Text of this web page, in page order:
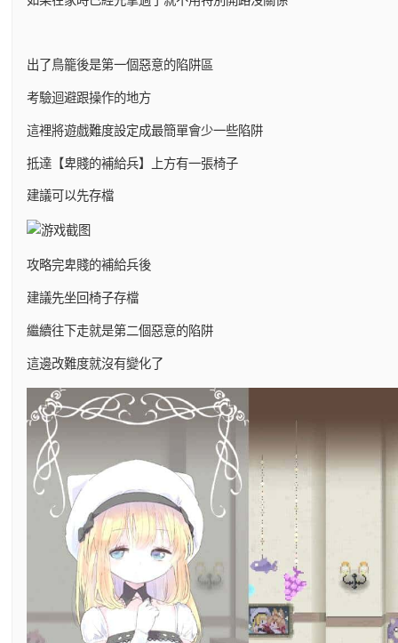
出了鳥籠後是第一個惡意的陷阱區
考驗迴避跟操作的地方
這裡將遊戲難度設定成最簡單會少一些陷阱
抵達【卑賤的補給兵】上方有一張椅子
建議可以先存檔
攻略完卑賤的補給兵後
建議先坐回椅子存檔
繼續往下走就是第二個惡意的陷阱
這邊改難度就沒有變化了